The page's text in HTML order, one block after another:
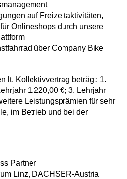
auf Freizeitaktivitäten,
Onlineshops durch unsere
über Company Bike
lt. Kollektivvertrag beträgt: 1.
1.220,00 €; 3. Lehrjahr
Leistungsprämien für sehr
im Betrieb und bei der
Partner
Linz, DACHSER-Austria